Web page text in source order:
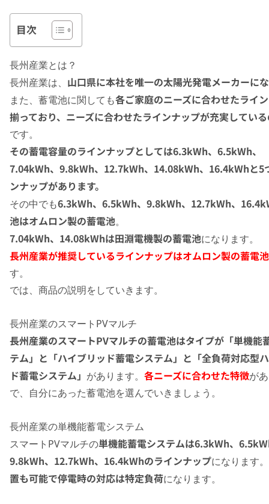
目次
長州産業とは？
長州産業は、 山口県に本社を唯一の太陽光発電メーカーに
また、蓄電池に関しても各ご家庭のニーズに合わせたライ
揃っており、ニーズに合わせたラインナップが充実してい
です。
その蓄電容量のラインナップとしては6.3kWh、6.5kWh、
7.04kWh、9.8kWh、12.7kWh、14.08kWh、16.4kWhと5
ンナップがあります。
その中でも6.3kWh、 6.5kWh、9.8kWh、12.7kWh、
池はオムロン製の蓄電池。
7.04kWh、14.08kWhは田淵電機製の蓄電池になります。
長州産業が推奨しているラインナップはオムロン製の蓄電池
す。
では、商品の説明をしていきます。
長州産業のスマートPVマルチ
長州産業のスマートPVマルチの蓄電池はタイプが「単機能
テム」と「ハイブリッド蓄電システム」と「全負荷対応型
ド蓄電システム」 があります。 各ニーズに合わせた特徴が
で、自分にあった蓄電池を選んでいきましょう。
長州産業の単機能蓄電システム
スマートPVマルチの単機能蓄電システムは6.3kWh、
9.8kWh、12.7kWh、16.4kWhのラインナップになります。
置も可能で停電時の対応は特定負荷になります。